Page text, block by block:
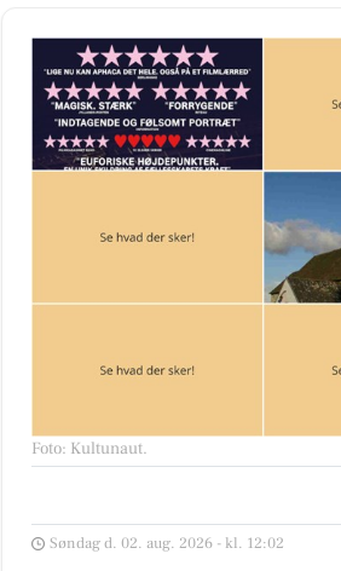
Foto: Kultunaut.
Søndag d. 02. aug. 2026 - kl. 12:02